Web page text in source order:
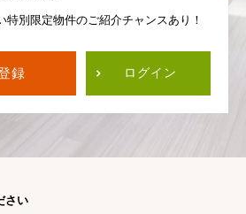
特別限定物件のご紹介チャンスあり！
録 ログイン
さい